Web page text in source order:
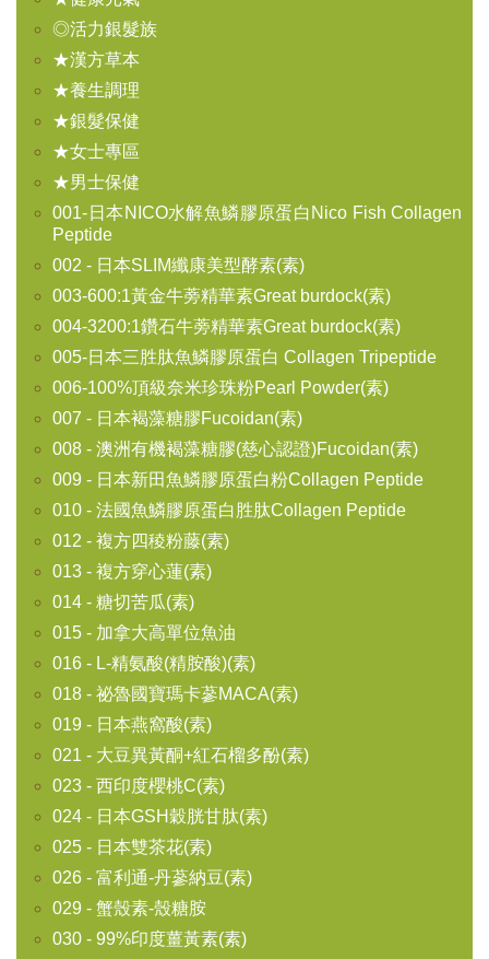
◎活力銀髮族
★漢方草本
★養生調理
★銀髮保健
★女士專區
★男士保健
001-日本NICO水解魚鱗膠原蛋白Nico Fish Collagen
Peptide
002 - 日本SLIM纖康美型酵素(素)
003-600:1黃金牛蒡精華素Great burdock(素)
004-3200:1鑽石牛蒡精華素Great burdock(素)
005-日本三胜肽魚鱗膠原蛋白 Collagen Tripeptide
006-100%頂級奈米珍珠粉Pearl Powder(素)
007 - 日本褐藻糖膠Fucoidan(素)
008 - 澳洲有機褐藻糖膠(慈心認證)Fucoidan(素)
009 - 日本新田魚鱗膠原蛋白粉Collagen Peptide
010 - 法國魚鱗膠原蛋白胜肽Collagen Peptide
012 - 複方四稜粉藤(素)
013 - 複方穿心蓮(素)
014 - 糖切苦瓜(素)
015 - 加拿大高單位魚油
016 - L-精氨酸(精胺酸)(素)
018 - 祕魯國寶瑪卡蔘MACA(素)
019 - 日本燕窩酸(素)
021 - 大豆異黃酮+紅石榴多酚(素)
023 - 西印度櫻桃C(素)
024 - 日本GSH穀胱甘肽(素)
025 - 日本雙茶花(素)
026 - 富利通-丹蔘納豆(素)
029 - 蟹殼素-殼糖胺
030 - 99%印度薑黃素(素)